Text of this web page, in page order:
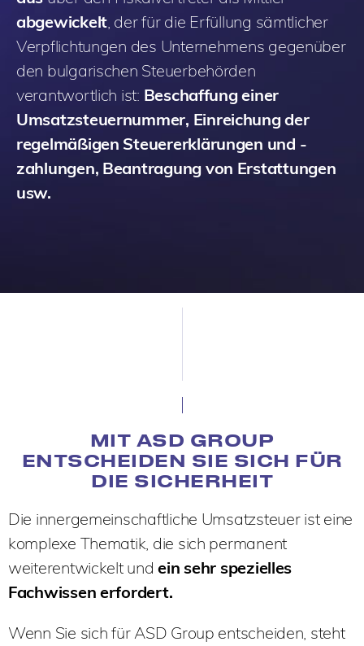
abgewickelt, der für die Erfüllung sämtlicher
Verpflichtungen des Unternehmens gegenüber
den bulgarischen Steuerbehörden
verantwortlich ist: Beschaffung einer
Umsatzsteuernummer, Einreichung der
regelmäßigen Steuererklärungen und -
zahlungen, Beantragung von Erstattungen
usw.
MIT ASD GROUP
ENTSCHEIDEN SIE SICH FÜR
DIE SICHERHEIT
Die innergemeinschaftliche Umsatzsteuer ist eine
komplexe Thematik, die sich permanent
weiterentwickelt undein sehr spezielles
Fachwissen erfordert.
Wenn Sie sich für ASD Group entscheiden, steht